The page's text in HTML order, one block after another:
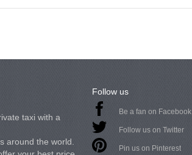
taxi with a
around the world.
Follow us
Be a fan on Facebook
Follow us on Twitter
Pin us on Pinterest